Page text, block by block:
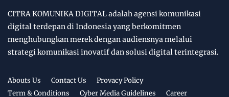
CITRA KOMUNIKA DIGITAL adalah agensi komunikasi
digital terdepan di Indonesia yang berkomitmen
menghubungkan merek dengan audiensnya melalui
strategi komunikasi inovatif dan solusi digital terintegrasi.
Abouts Us Contact Us
Provacy Policy
Term & Conditions
Cyber Media Guidelines Career